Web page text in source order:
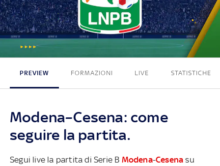
0 - 0
PREVIEW FORMAZIONI LIVE STATISTICHE
Modena–Cesena: come
seguire la partita.
Segui live la partita di Serie B Modena-Cesena su